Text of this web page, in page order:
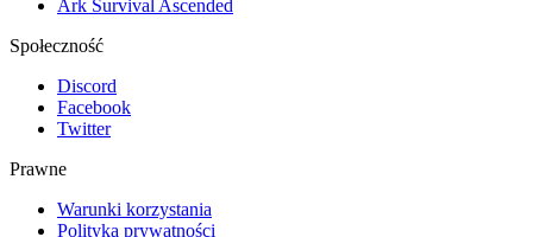
Ark Survival Ascended
Społeczność
Discord
Facebook
Twitter
Prawne
Warunki korzystania
Polityka prywatności